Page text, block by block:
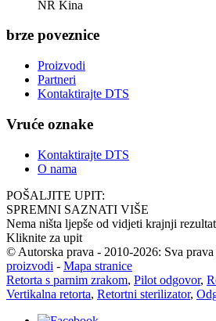
NR Kina
brze poveznice
Proizvodi
Partneri
Kontaktirajte DTS
Vruće oznake
Kontaktirajte DTS
O nama
POŠALJITE UPIT:
SPREMNI SAZNATI VIŠE
Nema ništa ljepše od vidjeti krajnji
Kliknite za upit
© Autorska prava - 2010-2026: Sva prava
proizvodi - Mapa stranice
Retorta s parnim zrakom, Pilot odgovor,
Vertikalna retorta, Retortni sterilizator,